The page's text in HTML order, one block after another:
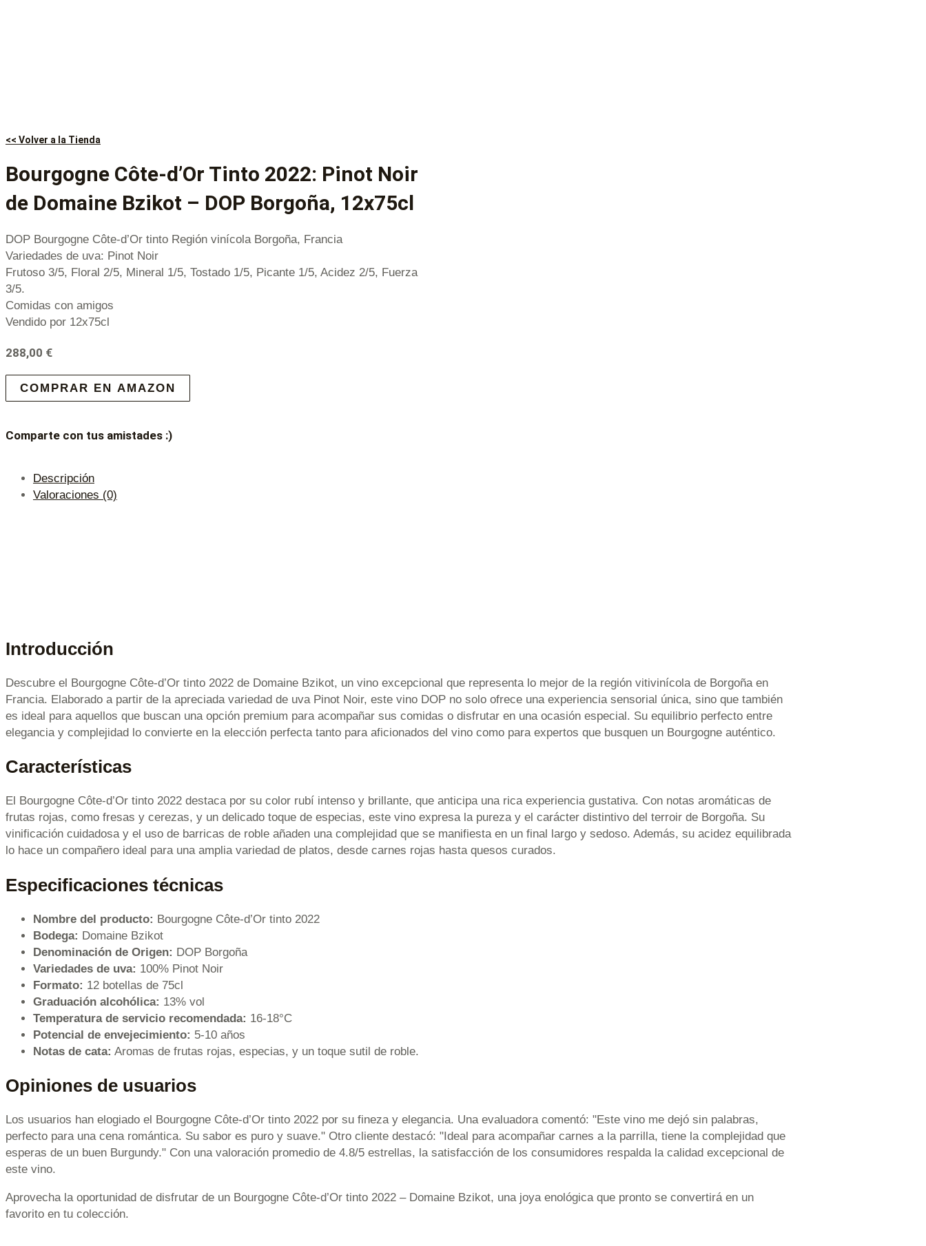
<< Volver a la Tienda
Bourgogne Côte-d’Or Tinto 2022: Pinot Noir
de Domaine Bzikot – DOP Borgoña, 12x75cl
DOP Bourgogne Côte-d’Or tinto Región vinícola Borgoña, Francia
Variedades de uva: Pinot Noir
Frutoso 3/5, Floral 2/5, Mineral 1/5, Tostado 1/5, Picante 1/5, Acidez 2/5, Fuerza
3/5.
Comidas con amigos
Vendido por 12x75cl
288,00 €
COMPRAR EN AMAZON
Comparte con tus amistades :)
Descripción
Valoraciones (0)
Introducción
Descubre el Bourgogne Côte-d’Or tinto 2022 de Domaine Bzikot, un vino excepcional que representa lo mejor de la región vitivinícola de Borgoña en
Francia. Elaborado a partir de la apreciada variedad de uva Pinot Noir, este vino DOP no solo ofrece una experiencia sensorial única, sino que también
es ideal para aquellos que buscan una opción premium para acompañar sus comidas o disfrutar en una ocasión especial. Su equilibrio perfecto entre
elegancia y complejidad lo convierte en la elección perfecta tanto para aficionados del vino como para expertos que busquen un Bourgogne auténtico.
Características
El Bourgogne Côte-d’Or tinto 2022 destaca por su color rubí intenso y brillante, que anticipa una rica experiencia gustativa. Con notas aromáticas de
frutas rojas, como fresas y cerezas, y un delicado toque de especias, este vino expresa la pureza y el carácter distintivo del terroir de Borgoña. Su
vinificación cuidadosa y el uso de barricas de roble añaden una complejidad que se manifiesta en un final largo y sedoso. Además, su acidez equilibrada
lo hace un compañero ideal para una amplia variedad de platos, desde carnes rojas hasta quesos curados.
Especificaciones técnicas
Nombre del producto: Bourgogne Côte-d’Or tinto 2022
Bodega: Domaine Bzikot
Denominación de Origen: DOP Borgoña
Variedades de uva: 100% Pinot Noir
Formato: 12 botellas de 75cl
Graduación alcohólica: 13% vol
Temperatura de servicio recomendada: 16-18°C
Potencial de envejecimiento: 5-10 años
Notas de cata: Aromas de frutas rojas, especias, y un toque sutil de roble.
Opiniones de usuarios
Los usuarios han elogiado el Bourgogne Côte-d’Or tinto 2022 por su fineza y elegancia. Una evaluadora comentó: "Este vino me dejó sin palabras,
perfecto para una cena romántica. Su sabor es puro y suave." Otro cliente destacó: "Ideal para acompañar carnes a la parrilla, tiene la complejidad que
esperas de un buen Burgundy." Con una valoración promedio de 4.8/5 estrellas, la satisfacción de los consumidores respalda la calidad excepcional de
este vino.
Aprovecha la oportunidad de disfrutar de un Bourgogne Côte-d’Or tinto 2022 – Domaine Bzikot, una joya enológica que pronto se convertirá en un
favorito en tu colección.